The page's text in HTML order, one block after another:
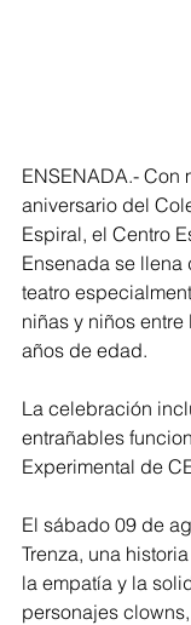
ENSENADA.- Con
aniversario del
Espiral, el Centro
Ensenada se llena
teatro
niñas y niños
años de edad.
La celebración
entrañables
Experimental de
El sábado 09 de
Trenza, una
la empatía y la
personajes